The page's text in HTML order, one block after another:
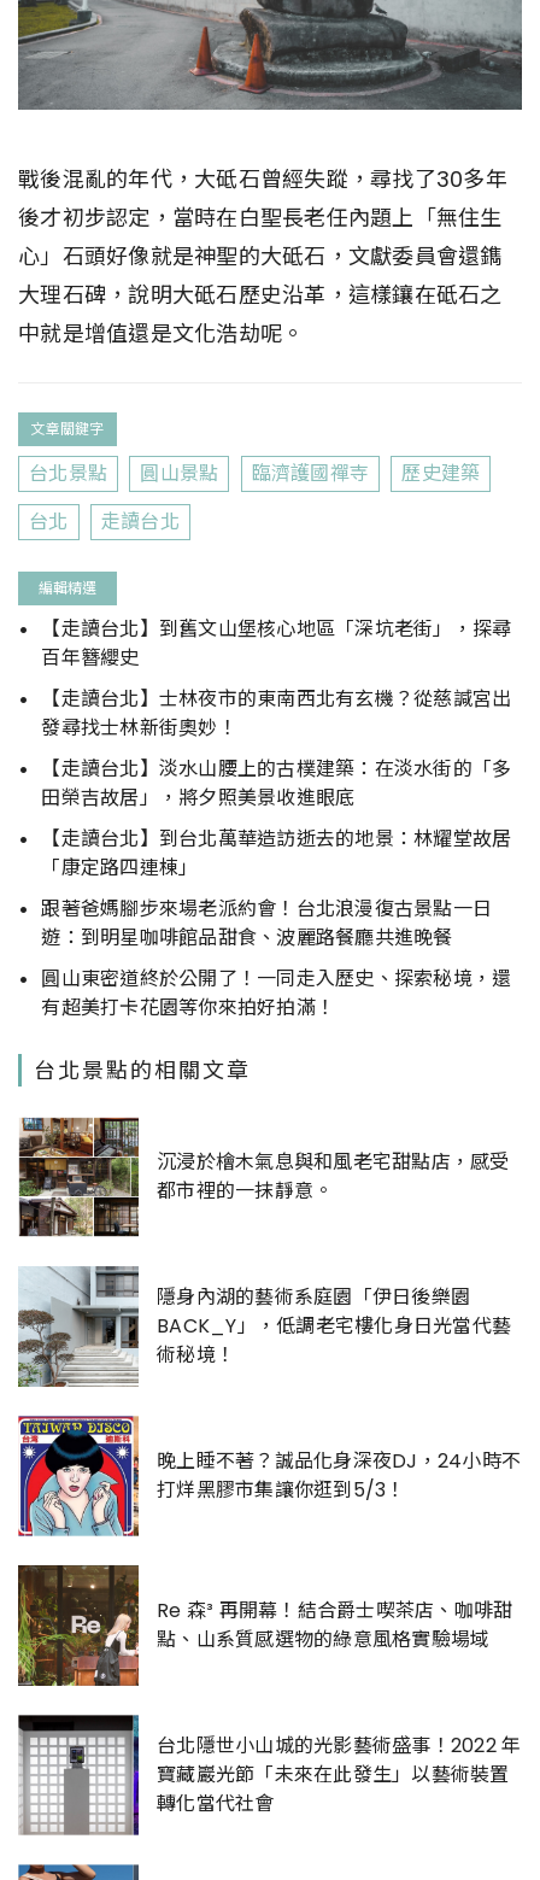
戰後混亂的年代，大砥石曾經失蹤，尋找了30多年
後才初步認定，當時在白聖長老任內題上「無住生
心」石頭好像就是神聖的大砥石，文獻委員會還鐫
大理石碑，說明大砥石歷史沿革，這樣鑲在砥石之
中就是增值還是文化浩劫呢。
文章關鍵字
台北景點 圓山景點 臨濟護國禪寺
歷史建築
台北
走讀台北
編輯精選
【走讀台北】到舊文山堡核心地區「深坑老街」，探尋
百年簪纓史
【走讀台北】士林夜市的東南西北有玄機？從慈諴宮出
發尋找士林新街奧妙！
【走讀台北】淡水山腰上的古樸建築：在淡水街的「多
田榮吉故居」，將夕照美景收進眼底
【走讀台北】到台北萬華造訪逝去的地景：林耀堂故居
「康定路四連棟」
跟著爸媽腳步來場老派約會！台北浪漫復古景點一日
遊：到明星咖啡館品甜食、波麗路餐廳共進晚餐
圓山東密道終於公開了！一同走入歷史、探索秘境，還
有超美打卡花園等你來拍好拍滿！
台北景點的相關文章
沉浸於檜木氣息與和風老宅甜點店，感受
都市裡的一抹靜意。
隱身內湖的藝術系庭園「伊日後樂園
BACK_Y」，低調老宅樓化身日光當代藝
術秘境！
晚上睡不著？誠品化身深夜DJ，24小時不
打烊黑膠市集讓你逛到5/3！
Re 森³ 再開幕！結合爵士喫茶店、咖啡甜
點、山系質感選物的綠意風格實驗場域
台北隱世小山城的光影藝術盛事！2022 年
寶藏巖光節「未來在此發生」以藝術裝置
轉化當代社會